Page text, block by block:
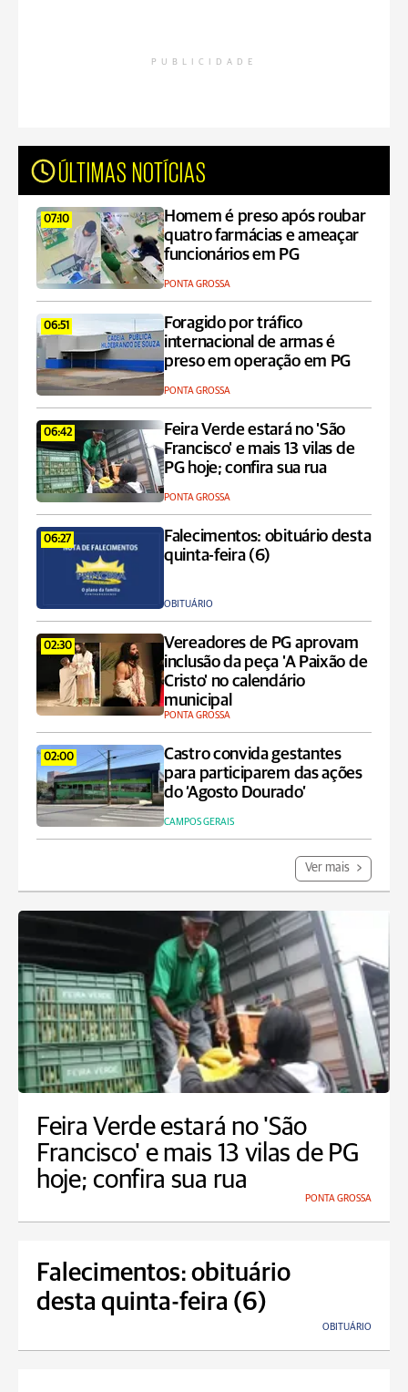
PUBLICIDADE
ÚLTIMAS NOTÍCIAS
07:10
Homem é preso após roubar
quatro farmácias e ameaçar
funcionários em PG
PONTA GROSSA
06:51
Foragido por tráfico
internacional de armas é
preso em operação em PG
PONTA GROSSA
06:42
Feira Verde estará no 'São
Francisco' e mais 13 vilas de
PG hoje; confira sua rua
PONTA GROSSA
06:27
Falecimentos: obituário desta
quinta-feira (6)
OBITUÁRIO
02:30
Vereadores de PG aprovam
inclusão da peça 'A Paixão de
Cristo' no calendário
municipal
PONTA GROSSA
02:00
Castro convida gestantes
para participarem das ações
do ‘Agosto Dourado’
CAMPOS GERAIS
Ver mais
Feira Verde estará no 'São
Francisco' e mais 13 vilas de PG
hoje; confira sua rua
PONTA GROSSA
Falecimentos: obituário
desta quinta-feira (6)
OBITUÁRIO